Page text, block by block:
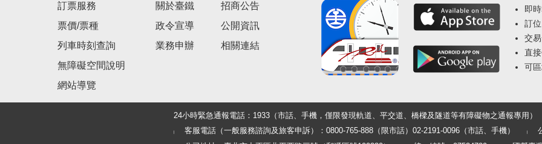
訂票服務
票價/票種
列車時刻查詢
無障礙空間說明
網站導覽
關於臺鐵
政令宣導
業務申辦
招商公告
公開資訊
相關連結
即
訂
交
直
可
24小時緊急通報電話：1933（市話、手機，僅限發現軌道、平交道、橋樑及隧道等有障礙物之通報專用）
客服電話（一般服務諮詢及旅客申訴）：0800-765-888（限市話）02-2191-0096（市話、手機）